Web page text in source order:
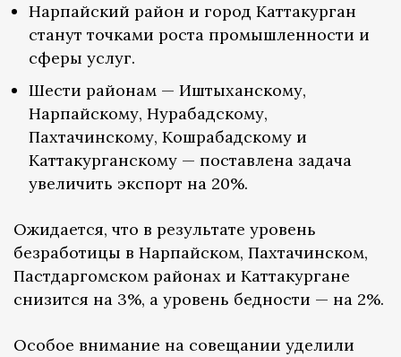
Нарпайский район и город Каттакурган
станут точками роста промышленности и
сферы услуг.
Шести районам — Иштыханскому,
Нарпайскому, Нурабадскому,
Пахтачинскому, Кошрабадскому и
Каттакурганскому — поставлена задача
увеличить экспорт на 20%.
Ожидается, что в результате уровень
безработицы в Нарпайском, Пахтачинском,
Пастдаргомском районах и Каттакургане
снизится на 3%, а уровень бедности — на 2%.
Особое внимание на совещании уделили